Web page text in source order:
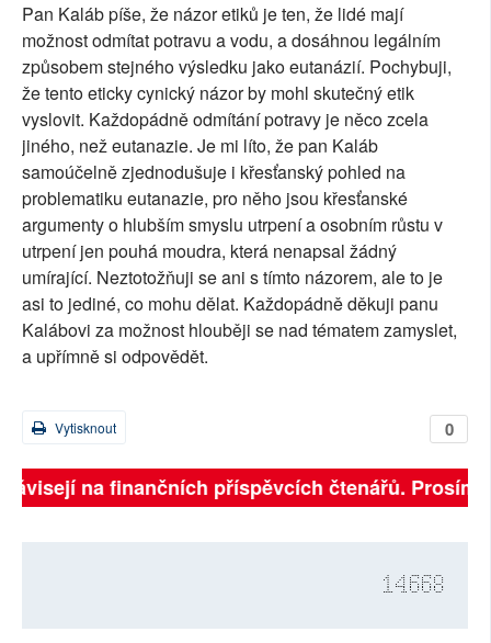
Pan Kaláb píše, že názor etiků je ten, že lidé mají
možnost odmítat potravu a vodu, a dosáhnou legálním
způsobem stejného výsledku jako eutanázií. Pochybuji,
že tento eticky cynický názor by mohl skutečný etik
vyslovit. Každopádně odmítání potravy je něco zcela
jiného, než eutanazie. Je mi líto, že pan Kaláb
samoúčelně zjednodušuje i křesťanský pohled na
problematiku eutanazie, pro něho jsou křesťanské
argumenty o hlubším smyslu utrpení a osobním růstu v
utrpení jen pouhá moudra, která nenapsal žádný
umírající. Neztotožňuji se ani s tímto názorem, ale to je
asi to jediné, co mohu dělat. Každopádně děkuji panu
Kalábovi za možnost hlouběji se nad tématem zamyslet,
a upřímně si odpovědět.
0
Vytisknout
na finančních příspěvcích čtenářů.
14668